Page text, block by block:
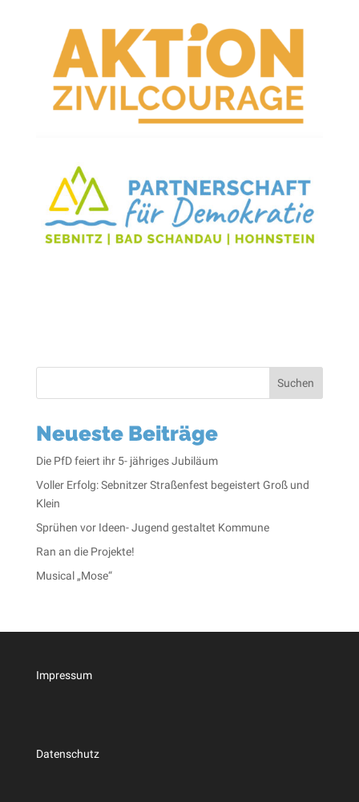
Suchen
Neueste Beiträge
Die PfD feiert ihr 5- jähriges Jubiläum
Voller Erfolg: Sebnitzer Straßenfest begeistert Groß und
Klein
Sprühen vor Ideen- Jugend gestaltet Kommune
Ran an die Projekte!
Musical „Mose“
Impressum
Datenschutz